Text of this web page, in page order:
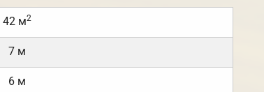
42 м2
7 м
6 м